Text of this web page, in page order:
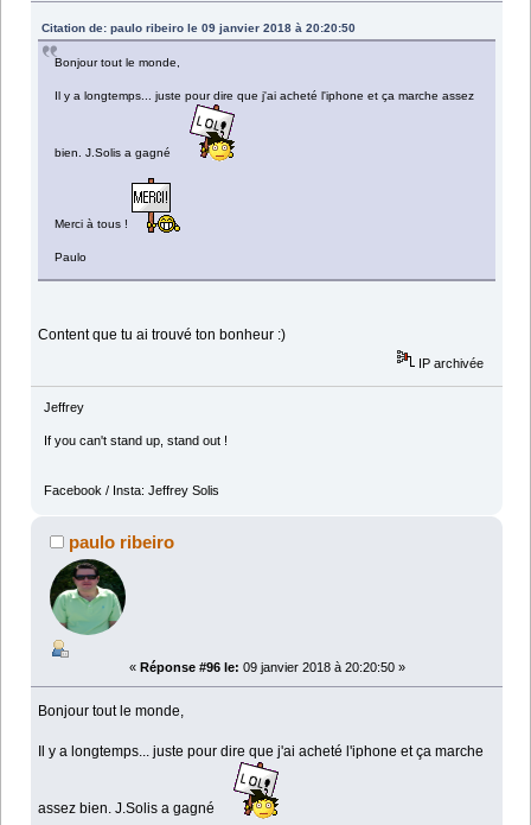
Citation de: paulo ribeiro le 09 janvier 2018 à 20:20:50
Bonjour tout le monde,
Il y a longtemps... juste pour dire que j'ai acheté l'iphone et ça marche assez
bien. J.Solis a gagné
Merci à tous !
Paulo
Content que tu ai trouvé ton bonheur :)
IP archivée
Jeffrey
If you can't stand up, stand out !
Facebook / Insta: Jeffrey Solis
paulo ribeiro
« Réponse #96 le: 09 janvier 2018 à 20:20:50 »
Bonjour tout le monde,
Il y a longtemps... juste pour dire que j'ai acheté l'iphone et ça marche
assez bien. J.Solis a gagné